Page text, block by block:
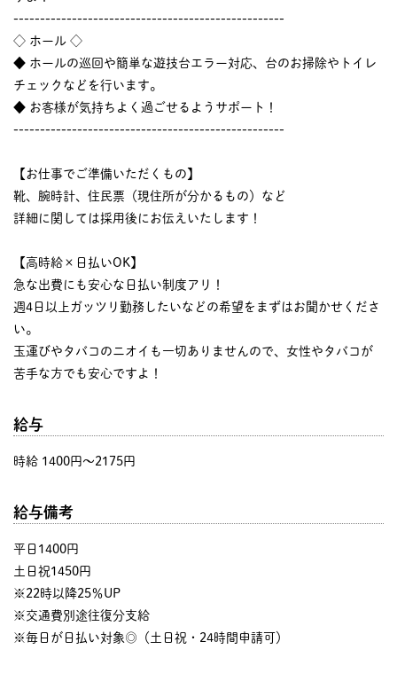
---------------------------------------------------
◇ ホール ◇
◆ ホールの巡回や簡単な遊技台エラー対応、台のお掃除やトイレ
チェックなどを行います。
◆ お客様が気持ちよく過ごせるようサポート！
---------------------------------------------------
【お仕事でご準備いただくもの】
靴、腕時計、住民票（現住所が分かるもの）など
詳細に関しては採用後にお伝えいたします！
【高時給×日払いOK】
急な出費にも安心な日払い制度アリ！
週4日以上ガッツリ勤務したいなどの希望をまずはお聞かせくださ
い。
玉運びやタバコのニオイも一切ありませんので、女性やタバコが
苦手な方でも安心ですよ！
給与
時給 1400円〜2175円
給与備考
平日1400円
土日祝1450円
※22時以降25％UP
※交通費別途往復分支給
※毎日が日払い対象◎（土日祝・24時間申請可）